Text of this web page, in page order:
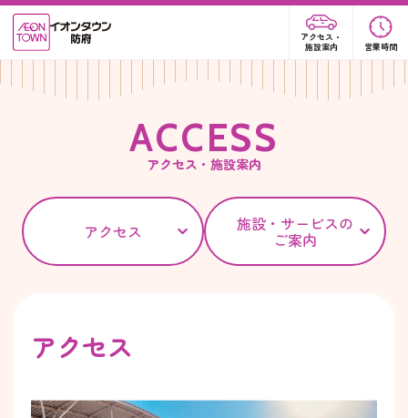
アクセス・
施設案内
営業時間
ACCESS
アクセス・施設案内
アクセス 施設・サービスの
ご案内
アクセス